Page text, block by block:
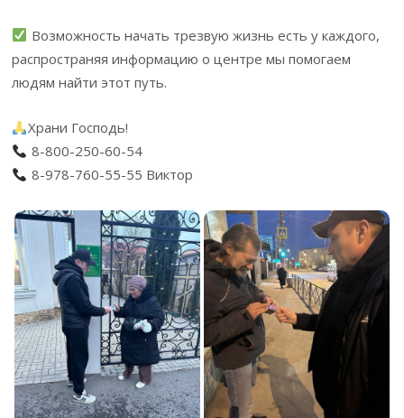
Возможность начать трезвую жизнь есть у каждого,
распространяя информацию о центре мы помогаем
людям найти этот путь.
Храни Господь!
8-800-250-60-54
8-978-760-55-55 Виктор